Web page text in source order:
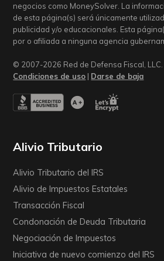
negocios como MoneySolver. La
de esta página(s) será únicamente
publicidad y/o educacionales. Esta
por o afiliada a ninguna agencia
© 2007-2026 Red de Defensa Fiscal,
Condiciones de uso | Darse de baja
Alivio Tributario
Alivio Tributario del IRS
Alivio de Impuestos Estatales
Transacción Fiscal
Condonación de Deuda Tributaria
Negociación de Impuestos
Iniciativa de nuevo comienzo del IRS